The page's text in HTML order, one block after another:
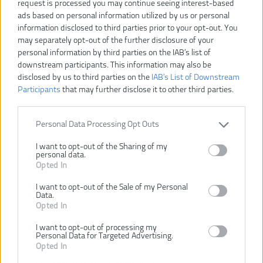
request is processed you may continue seeing interest-based
ads based on personal information utilized by us or personal
information disclosed to third parties prior to your opt-out. You
may separately opt-out of the further disclosure of your
personal information by third parties on the IAB’s list of
downstream participants. This information may also be
disclosed by us to third parties on the IAB’s List of Downstream
Participants that may further disclose it to other third parties.
Personal Data Processing Opt Outs
I want to opt-out of the Sharing of my
personal data.
Opted In
I want to opt-out of the Sale of my Personal
Data.
Opted In
I want to opt-out of processing my
Personal Data for Targeted Advertising.
Opted In
Číslo produktu:
OHT1850X
Výrobca:
Ryobi
Typ tovaru:
Nožnice na živý plot
EAN kód:
4892210815439
Záruka:
24 mesiacov
Dĺžka pílového listu:
50 cm
Hmotnosť (bez aku):
3.2 kg
Napätie:
18 V
Typ noža:
Vrátane aku a nabíjačky:
Nie
Plotový strih s predĺženým dosahom umožňuje jednoduchú prácu
pri prerezávaní ťažko dostupných plotov a krovia
50cm lišta s 16mm šírkou strihu na prerezanie konárov
Výkonná hlava nastaviteľná do štyroch polôh na prerezanie plotov a
krovia